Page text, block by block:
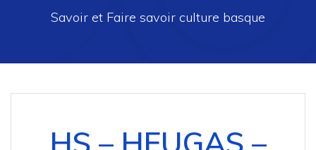
Savoir et Faire savoir culture basque
HS – HEUGAS –